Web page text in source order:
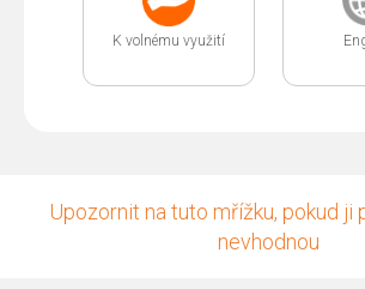
K volnému využití
Upozornit na tuto mřížku, pokud ji
nevhodnou